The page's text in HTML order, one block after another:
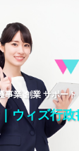
事業 創業 サポート
ウィズ行